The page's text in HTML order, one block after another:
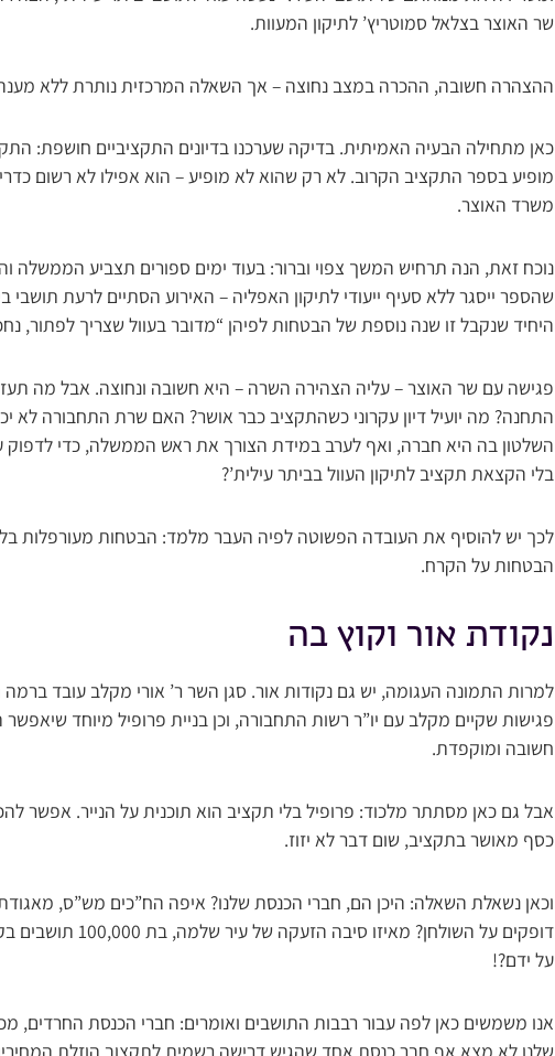
שר האוצר בצלאל סמוטריץ’ לתיקון המעוות.
ההצהרה חשובה, ההכרה במצב נחוצה – אך השאלה המרכזית נותרת ללא
כאן מתחילה הבעיה האמיתית. בדיקה שערכנו בדיונים התקציביים חושפת:
מופיע בספר התקציב הקרוב. לא רק שהוא לא מופיע – הוא אפילו לא רשום
משרד האוצר.
שהספר ייסגר ללא סעיף ייעודי לתיקון האפליה – האירוע הסתיים לרעת
היחיד שנקבל זו שנה נוספת של הבטחות לפיהן “מדובר בעוול שצריך לפתור,
פגישה עם שר האוצר – עליה הצהירה השרה – היא חשובה ונחוצה. אבל מה
התחנה? מה יועיל דיון עקרוני כשהתקציב כבר אושר? האם שרת התחבורה לא
בלי הקצאת תקציב לתיקון העוול בביתר עילית’?
לכך יש להוסיף את העובדה הפשוטה לפיה העבר מלמד: הבטחות מעורפלות
הבטחות על הקרח.
נקודת אור וקוץ בה
למרות התמונה העגומה, יש גם נקודות אור. סגן השר ר’ אורי מקלב עובד
פגישות שקיים מקלב עם יו”ר רשות התחבורה, וכן בניית פרופיל מיוחד
חשובה ומוקפדת.
אבל גם כאן מסתתר מלכוד: פרופיל בלי תקציב הוא תוכנית על הנייר. אפשר
כסף מאושר בתקציב, שום דבר לא יזוז.
וכאן נשאלת השאלה: היכן הם, חברי הכנסת שלנו? איפה הח”כים מש”ס,
דופקים על השולחן?
על ידם?!
אנו משמשים כאן לפה עבור רבבות התושבים ואומרים: חברי הכנסת החרדים,
שלנו לא מצא אף חבר כנסת אחד שהגיש דרישה רשמית לתקצוב הוזלת